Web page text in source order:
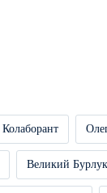
Колаборант
Великий Бурлук